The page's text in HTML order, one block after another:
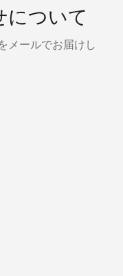
について
メールでお届けし